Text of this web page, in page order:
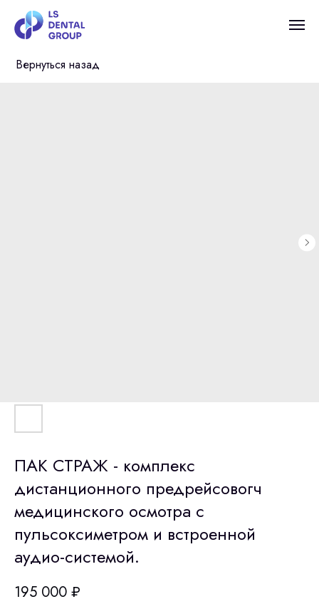
Вернуться назад
ПАК СТРАЖ - комплекс
дистанционного предрейсовогч
медицинского осмотра с
пульсоксиметром и встроенной
аудио-системой.
195 000 ₽